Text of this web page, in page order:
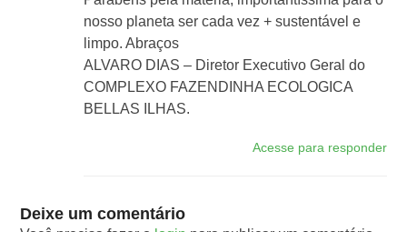
nosso planeta ser cada vez + sustentável e
limpo. Abraços
ALVARO DIAS – Diretor Executivo Geral do
COMPLEXO FAZENDINHA ECOLOGICA
BELLAS ILHAS.
Acesse para responder
Deixe um comentário